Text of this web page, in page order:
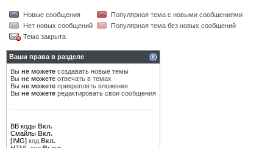
Новые сообщения
Популярная тема с новыми сообщениями
Нет новых сообщений
Популярная тема без новых сообщений
Тема закрыта
Ваши права в разделе
Вы не можете создавать новые темы
Вы не можете отвечать в темах
Вы не можете прикреплять вложения
Вы не можете редактировать свои сообщения
BB коды Вкл.
Смайлы Вкл.
[IMG] код Вкл.